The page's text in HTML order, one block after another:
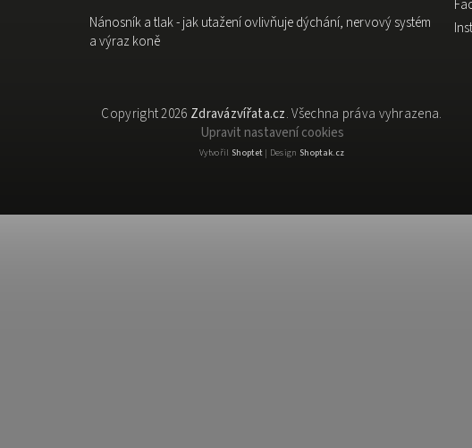
Nánosník a tlak - jak utažení ovlivňuje dýchání, nervový systém
a výraz koně
Copyright 2026 Zdravázvířata.cz. Všechna práva vyhrazena.
Upravit nastavení cookies
Vytvořil Shoptet| Design Shoptak.cz